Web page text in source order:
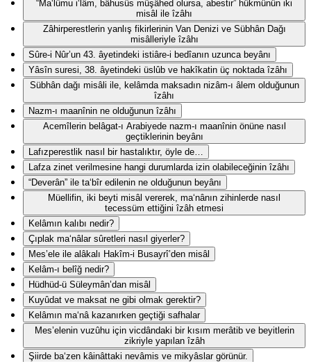
“Ma‘lûmu i‘lâm, bâhusûs müşâhed olursa, abestir” hükmünün iki
misâl ile îzâhı
Zâhirperestlerin yanlış fikirlerinin Van Denizi ve Sübhân Dağı
misâlleriyle îzâhı
Sûre-i Nûr’un 43. âyetindeki istiâre-i bedîanın uzunca beyânı
Yâsîn suresi, 38. âyetindeki üslûb ve hakîkatin üç noktada îzâhı
Sübhân dağı misâli ile, kelâmda maksadın nizâm-ı âlem olduğunun
îzâhı
Nazm-ı maanînin ne olduğunun îzâhı
Acemîlerin belâgat-ı Arabiyede nazm-ı maanînin önüne nasıl
geçtiklerinin beyânı
Lafızperestlik nasıl bir hastalıktır, öyle de…
Lafza zinet verilmesine hangi durumlarda izin olabileceğinin îzâhı
“Deverân” ile ta‘bîr edilenin ne olduğunun beyânı
Müellifin, iki beyti misâl vererek, ma‘nânın zihinlerde nasıl
tecessüm ettiğini îzâh etmesi
Kelâmın kalıbı nedir?
Çıplak ma‘nâlar sûretleri nasıl giyerler?
Mes’ele ile alâkalı Hakîm-i Busayrî’den misâl
Kelâm-ı belîğ nedir?
Hüdhüd-ü Süleymân’dan misâl
Kuyûdat ve maksat ne gibi olmak gerektir?
Kelâmın ma‘nâ kazanırken geçtiği safhalar
Mes’elenin vuzûhu için vicdândaki bir kısım merâtib ve beyitlerin
zikriyle yapılan îzâh
Şiirde ba‘zen kâinâttaki nevâmis ve mikyâslar görünür.